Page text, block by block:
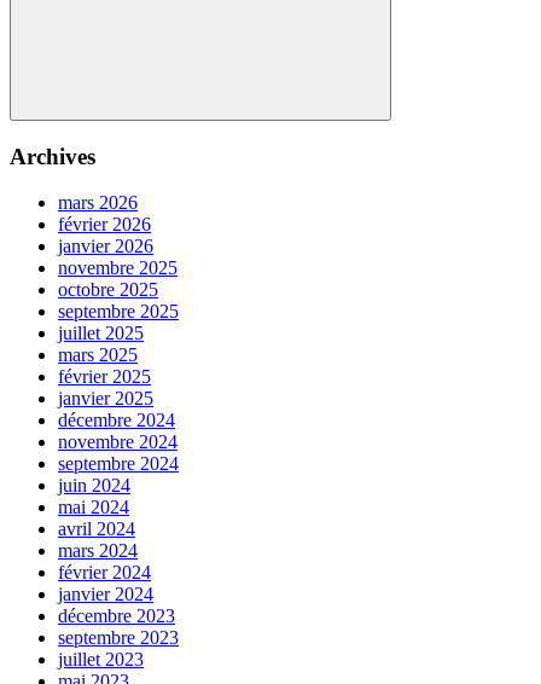
Search
Archives
mars 2026
février 2026
janvier 2026
novembre 2025
octobre 2025
septembre 2025
juillet 2025
mars 2025
février 2025
janvier 2025
décembre 2024
novembre 2024
septembre 2024
juin 2024
mai 2024
avril 2024
mars 2024
février 2024
janvier 2024
décembre 2023
septembre 2023
juillet 2023